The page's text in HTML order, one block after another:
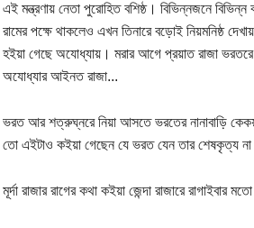
এই মন্ত্রণায় নেতা পুরোহিত বশিষ্ঠ। বিভিন্নজনে
রামের পক্ষে থাকলেও এখন তিনারে বড়োই নিয়মনিষ্ঠ
হইয়া গেছে অযোধ্যায়। মরার আগে প্রয়াত রাজা
অযোধ্যার আইনত রাজা...
ভরত আর শত্রুঘ্নরে নিয়া আসতে ভরতের নানাবাড়ি
তো এইটাও কইয়া গেছেন যে ভরত যেন তার শেষকৃত্য
মূর্দা রাজার রাগের কথা কইয়া জেন্দা রাজারে রাগাইবার